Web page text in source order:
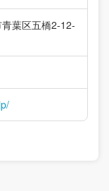
葉区五橋2-12-